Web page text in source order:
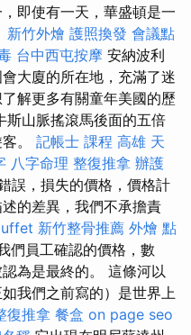
即使有一天，華盛頓是一
新竹外燴 護照換發 會議點
台中西屯按摩 安納波利
大廈的所在地，充滿了迷
解更多有關童年美國的歷
斯山脈搖滾馬後面的五倍
。 記帳士 課程 高雄 天
八字命理 整復推拿 辦護
誤，損失的價格，價格計
的差異，我們不承擔責
新竹整骨推薦 外燴 點
們員工確認的價格，數
為是最終的。 這條河以
我們之前寫的）是世界上
復推拿 餐盒 on page seo